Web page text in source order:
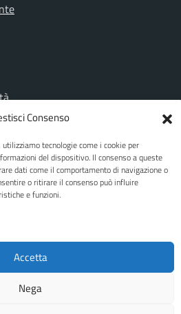
Consenso
tecnologie come i cookie per
del dispositivo. Il consenso a queste
dati come il comportamento di navigazione o
o ritirare il consenso può influire
e funzioni.
Accetta
Nega
del sito